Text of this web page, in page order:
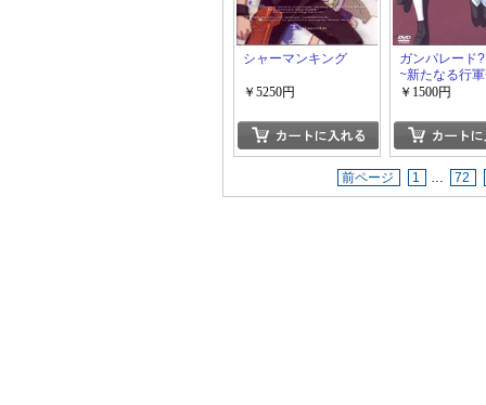
シャーマンキング
￥5250円
ガンパレード
~新たなる行
￥1500円
前ページ 1 … 72